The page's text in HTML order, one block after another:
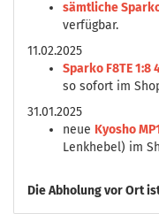
sämtliche
verfügbar.
11.02.2025
Sparko F8TE 1:8
so sofort im
31.01.2025
neue Kyosho
Lenkhebel) im
DieAbholung vor Ort